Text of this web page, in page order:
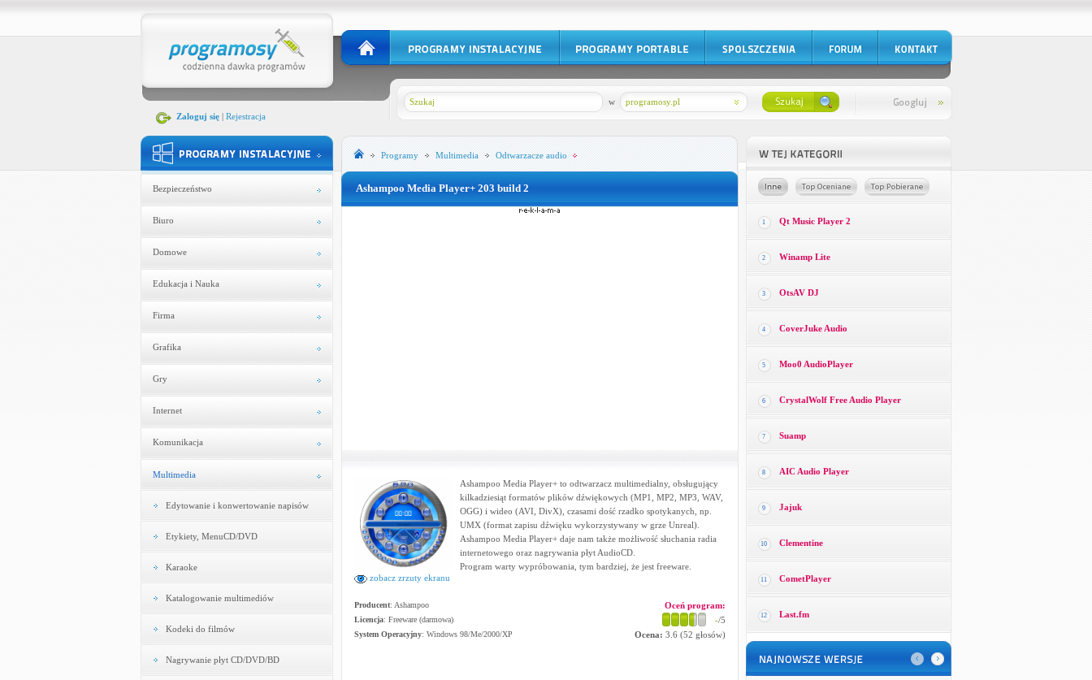
Zaloguj się| Rejestracja
programosy.pl
w
Bezpieczeństwo
Biuro
Domowe
Edukacja i Nauka
Firma
Grafika
Gry
Internet
Komunikacja
Multimedia
Edytowanie i konwertowanie napisów
Etykiety, MenuCD/DVD
Karaoke
Katalogowanie multimediów
Kodeki do filmów
Nagrywanie płyt CD/DVD/BD
Programy Multimedia Odtwarzacze audio
Ashampoo Media Player+ 203 build 2
zobacz zrzuty ekranu
Ashampoo Media Player+ to odtwarzacz multimedialny, obsługujący
kilkadziesiąt formatów plików dźwiękowych (MP1, MP2, MP3, WAV,
OGG) i wideo (AVI, DivX), czasami dość rzadko spotykanych, np.
UMX (format zapisu dźwięku wykorzystywany w grze Unreal).
Ashampoo Media Player+ daje nam także możliwość słuchania radia
internetowego oraz nagrywania płyt AudioCD.
Program warty wypróbowania, tym bardziej, że jest freeware.
Producent: Ashampoo
Licencja: Freeware (darmowa)
System Operacyjny: Windows 98/Me/2000/XP
Oceń program:
-/5
Ocena: 3.6 (52 głosów)
1 Qt Music Player 2
2 Winamp Lite
3 OtsAV DJ
4 CoverJuke Audio
5 Moo0 AudioPlayer
6 CrystalWolf Free Audio Player
7 Suamp
8 AIC Audio Player
9 Jajuk
10 Clementine
11 CometPlayer
12 Last.fm